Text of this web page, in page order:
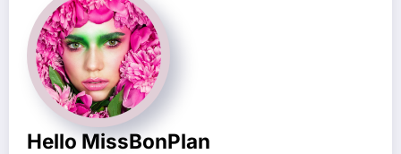
Hello MissBonPlan